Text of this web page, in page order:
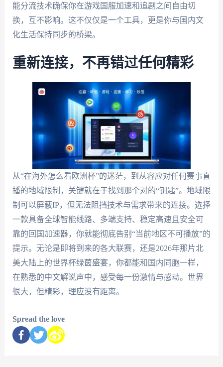
能分流技术确保你在游戏国服加速和追剧之间自由切
换，互不影响。这不仅仅是一个工具，更是你与国内文
化生活保持同步的桥梁。
重新连接，不再错过任何精彩
从“在海外怎么看欧洲杯”的迷茫，到从容应对任何赛事直
播的地域限制，关键就在于找到那个对的“钥匙”。地域限
制可以屏蔽IP，但无法阻挡技术与需求带来的连接。选择
一款具备全球智能线路、多端支持、稳定高速且安全可
靠的回国加速器，你就能彻底告别“当前地区不可播放”的
提示。无论是即将到来的各大联赛，还是2026年那片北
美大陆上的世界杯绿茵盛宴，你都能和国内同胞一样，
在熟悉的中文解说声中，感受每一份激情与感动。世界
很大，但精彩，理应没有距离。
Spread the love